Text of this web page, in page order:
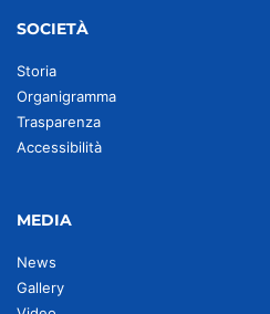
SOCIETÀ
Storia
Organigramma
Trasparenza
Accessibilità
MEDIA
News
Gallery